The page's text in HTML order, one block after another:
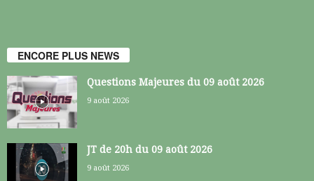
ENCORE PLUS NEWS
Questions Majeures du 09 août 2026
9 août 2026
JT de 20h du 09 août 2026
9 août 2026